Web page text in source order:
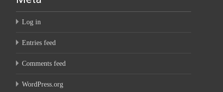
Log in
Entries feed
Comments feed
WordPress.org